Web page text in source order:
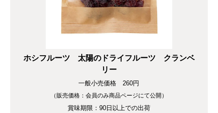
ホシフルーツ 太陽のドライフルーツ クランベ
リー
一般小売価格 260円
（販売価格：会員のみ商品ページにて公開）
賞味期限：90日以上での出荷